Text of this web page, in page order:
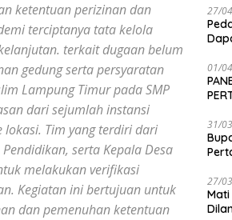
ketentuan perizinan dan
terciptanya tata kelola
terkait dugaan belum
gedung serta persyaratan
Lampung Timur pada SMP
dari sejumlah instansi
Tim yang terdiri dari
serta Kepala Desa
melakukan verifikasi
Kegiatan ini bertujuan untuk
dan pemenuhan ketentuan
27/
01/
31/
27/